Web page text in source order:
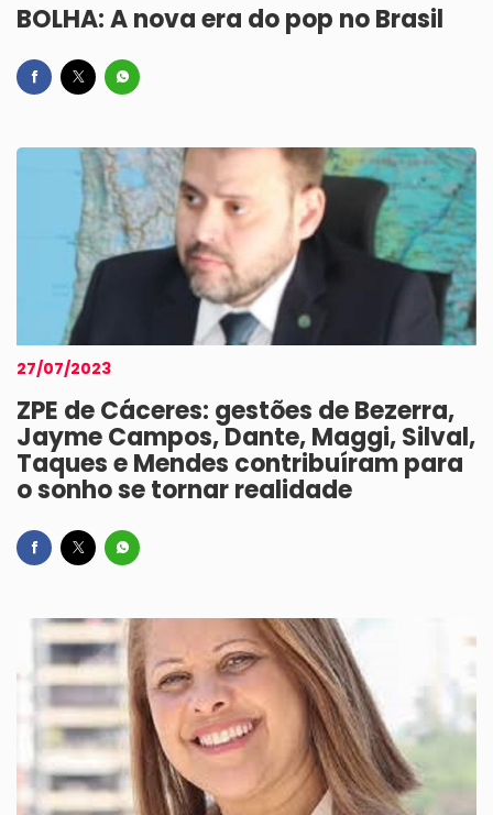
BOLHA: A nova era do pop no Brasil
27/07/2023
ZPE de Cáceres: gestões de Bezerra,
Jayme Campos, Dante, Maggi, Silval,
Taques e Mendes contribuíram para
o sonho se tornar realidade